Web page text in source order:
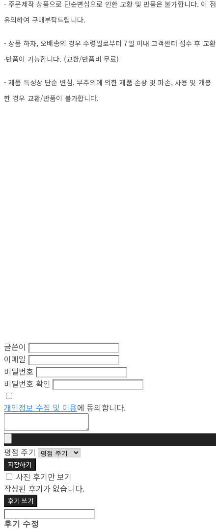
- 주문제작 상품으로 단순변심으로 인한 교환 및 반품은 불가합니다. 이 점
유의하여 구매부탁드립니다.
- 상품 하자, 오배송의 경우 수령일로부터 7일 이내 고객센터 접수 후 교환
∙반품이 가능합니다. (교환/반품비 무료)
- 제품 특성상 단순 변심, 부주의에 의한 제품 손상 및 파손, 사용 및 개봉
한 경우 교환/반품이 불가합니다.
글쓴이
이메일
비밀번호
비밀번호 확인
개인정보 수집 및 이용에 동의합니다.
평점 주기
저장하기
사진 후기만 보기
작성된 후기가 없습니다.
후기 쓰기
후기 수정